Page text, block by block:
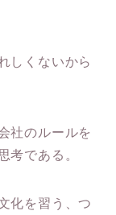
しくないから
社のルールを
考である。
化を習う、つ